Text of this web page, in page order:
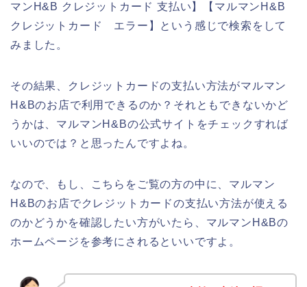
マンH&B クレジットカード 支払い】【マルマンH&B
クレジットカード エラー】という感じで検索をして
みました。
その結果、クレジットカードの支払い方法がマルマン
H&Bのお店で利用できるのか？それともできないかど
うかは、マルマンH&Bの公式サイトをチェックすれば
いいのでは？と思ったんですよね。
なので、もし、こちらをご覧の方の中に、マルマン
H&Bのお店でクレジットカードの支払い方法が使える
のかどうかを確認したい方がいたら、マルマンH&Bの
ホームページを参考にされるといいですよ。